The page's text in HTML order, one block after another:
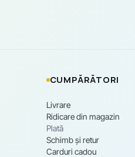
CUMPĂRĂTORI
Livrare
Ridicare din magazin
Plată
Schimb și retur
Carduri cadou